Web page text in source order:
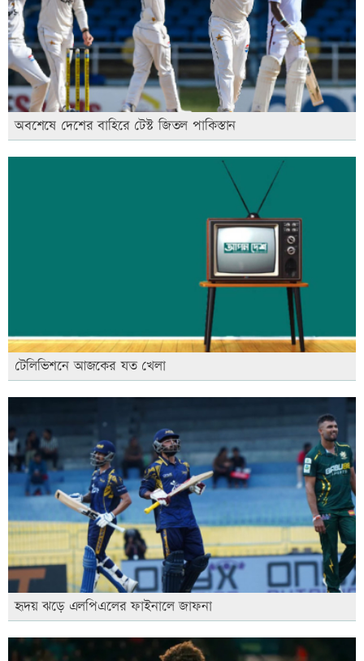
অবশেষে দেশের বাহিরে টেস্ট জিতল পাকিস্তান
টেলিভিশনে আজকের যত খেলা
হৃদয় ঝড়ে এলপিএলের ফাইনালে জাফনা